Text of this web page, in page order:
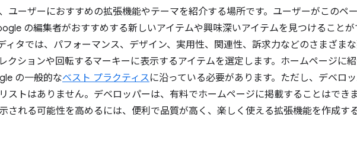
ユーザーにおすすめの拡張機能やテーマを紹介する場所です。ユーザーがこのペ
の編集者がおすすめする新しいアイテムや興味深いアイテムを見つけることが
ィタでは、パフォーマンス、デザイン、実用性、関連性、訴求力などのさまざま
クションや回転するマーキーに表示するアイテムを選定します。ホームページに
の一般的なベスト プラクティスに沿っている必要があります。ただし、デベロ
ストはありません。デベロッパーは、有料でホームページに掲載することはでき
される可能性を高めるには、便利で品質が高く、楽しく使える拡張機能を作成す